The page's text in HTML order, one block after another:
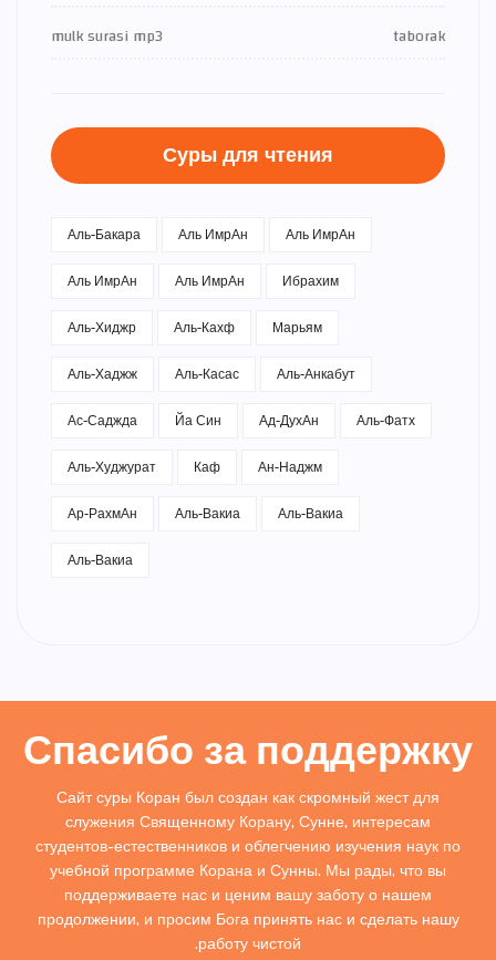
mulk surasi mp3
taborak
Суры для чтения
Аль-Бакара Аль ИмрАн
Аль ИмрАн
Аль ИмрАн
Аль ИмрАн
Ибрахим
Аль-Хиджр
Аль-Кахф
Марьям
Аль-Хаджж
Аль-Касас
Аль-Анкабут
Ас-Саджда
Йа Син Ад-ДухАн
Аль-Фатх
Аль-Худжурат
Каф
Ан-Наджм
Ар-РахмАн
Аль-Вакиа
Аль-Вакиа
Аль-Вакиа
Спасибо за поддержку
Сайт суры Коран был создан как скромный жест для
служения Священному Корану, Сунне, интересам
студентов-естественников и облегчению изучения наук по
учебной программе Корана и Сунны. Мы рады, что вы
поддерживаете нас и ценим вашу заботу о нашем
продолжении, и просим Бога принять нас и сделать нашу
работу чистой.